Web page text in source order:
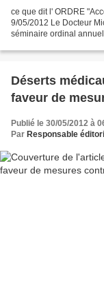
ce que dit l' ORDRE
9/05/2012 Le Docteur
séminaire ordinal
Déserts
faveur de
Publié le 30/05/2012 à
Par Responsable